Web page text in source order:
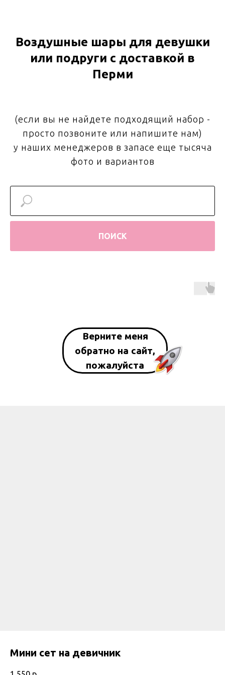
Воздушные шары для девушки
или подруги с доставкой в
Перми
(если вы не найдете подходящий набор -
просто позвоните или напишите нам)
у наших менеджеров в запасе еще тысяча
фото и вариантов
ПОИСК
Верните меня
обратно на сайт,
пожалуйста
Мини сет на девичник